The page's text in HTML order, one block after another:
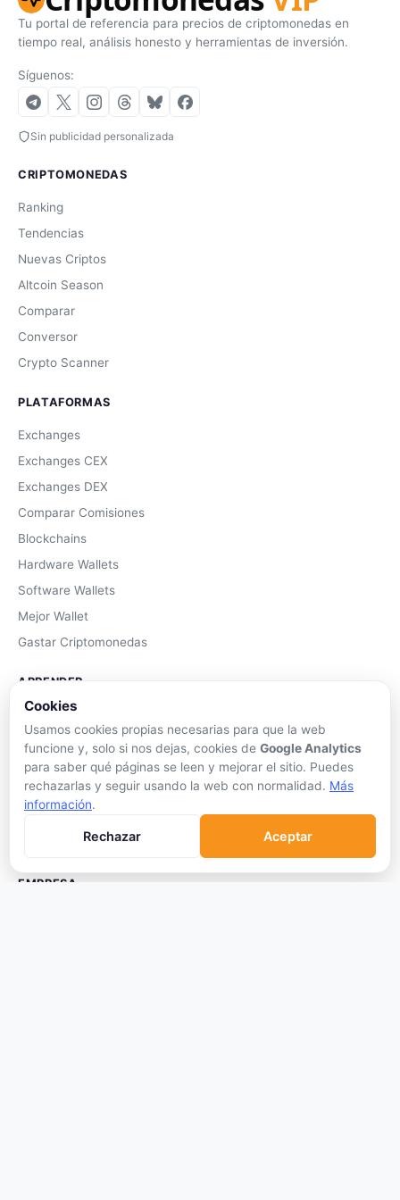
Tu portal de referencia para precios de criptomonedas en
tiempo real, análisis honesto y herramientas de inversión.
Síguenos:
Sin publicidad personalizada
CRIPTOMONEDAS
Ranking
Tendencias
Nuevas Criptos
Altcoin Season
Comparar
Conversor
Crypto Scanner
PLATAFORMAS
Exchanges
Exchanges CEX
Exchanges DEX
Comparar Comisiones
Blockchains
Hardware Wallets
Software Wallets
Mejor Wallet
Gastar Criptomonedas
APRENDER
Qué son las Criptos
Cómo Comprar
Staking
DeFi
EMPRESA
Cookies
Usamos cookies propias necesarias para que la web
funcione y, solo si nos dejas, cookies de Google Analytics
para saber qué páginas se leen y mejorar el sitio. Puedes
rechazarlas y seguir usando la web con normalidad. Más
información.
Rechazar Aceptar